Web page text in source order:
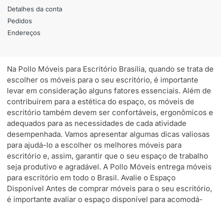
Detalhes da conta
Pedidos
Endereços
Na Pollo Móveis para Escritório Brasília, quando se trata de
escolher os móveis para o seu escritório, é importante
levar em consideração alguns fatores essenciais. Além de
contribuírem para a estética do espaço, os móveis de
escritório também devem ser confortáveis, ergonômicos e
adequados para as necessidades de cada atividade
desempenhada. Vamos apresentar algumas dicas valiosas
para ajudá-lo a escolher os melhores móveis para
escritório e, assim, garantir que o seu espaço de trabalho
seja produtivo e agradável. A Pollo Móveis entrega móveis
para escritório em todo o Brasil. Avalie o Espaço
Disponível Antes de comprar móveis para o seu escritório,
é importante avaliar o espaço disponível para acomodá-